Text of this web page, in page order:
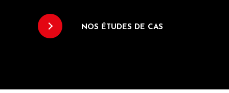
NOS ÉTUDES DE CAS